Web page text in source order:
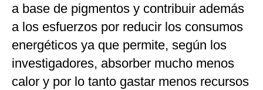
a base de pigmentos y contribuir además
a los esfuerzos por reducir los consumos
energéticos ya que permite, según los
investigadores, absorber mucho menos
calor y por lo tanto gastar menos recursos